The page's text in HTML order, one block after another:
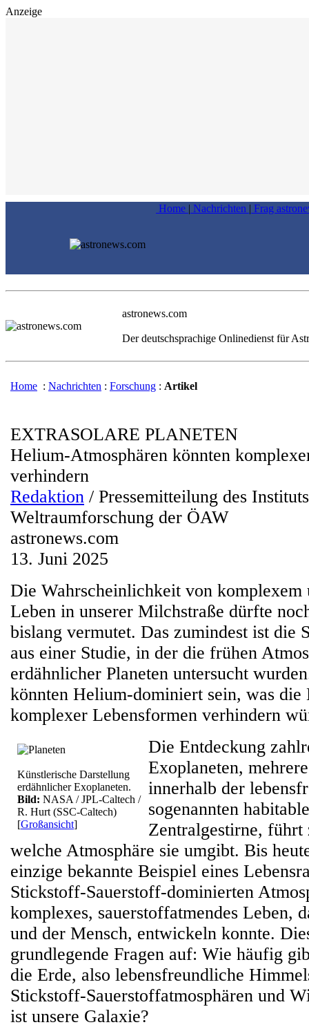
Anzeige
Home | Nachrichten | Frag
astronews.com
Der deutschsprachige Onlinedienst für
Home : Nachrichten : Forschung : Artikel
EXTRASOLARE PLANETEN
Helium-Atmosphären könnten
verhindern
Redaktion / Pressemitteilung des
Weltraumforschung der ÖAW
astronews.com
13. Juni 2025
Die Wahrscheinlichkeit von komplexem
Leben in unserer Milchstraße dürfte
bislang vermutet. Das zumindest ist die
aus einer Studie, in der die frühen
erdähnlicher Planeten untersucht
könnten Helium-dominiert sein, was
komplexer Lebensformen verhindern
Künstlerische Darstellung
erdähnlicher Exoplaneten.
Bild: NASA / JPL-Caltech /
R. Hurt (SSC-Caltech)
[Großansicht]
Die Entdeckung
Exoplaneten,
innerhalb der
sogenannten
Zentralgestirne, führt
welche Atmosphäre sie umgibt. Bis
einzige bekannte Beispiel eines
Stickstoff-Sauerstoff-dominierten
komplexes, sauerstoffatmendes Leben,
und der Mensch, entwickeln konnte.
grundlegende Fragen auf: Wie häufig
die Erde, also lebensfreundliche
Stickstoff-Sauerstoffatmosphären und
ist unsere Galaxie?